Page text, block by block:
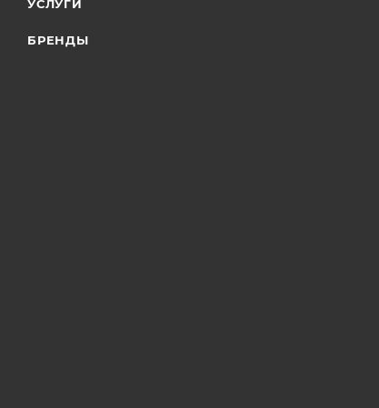
УСЛУГИ
БРЕНДЫ